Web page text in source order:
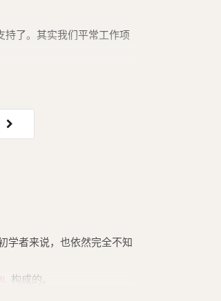
持了。其实我们平常工作项
。关于
学者来说，也依然完全不知
构成的。